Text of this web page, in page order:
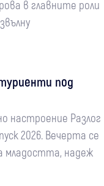
в главните роли
под
настроение Разлог
2026. Вечерта се
младостта, надеж